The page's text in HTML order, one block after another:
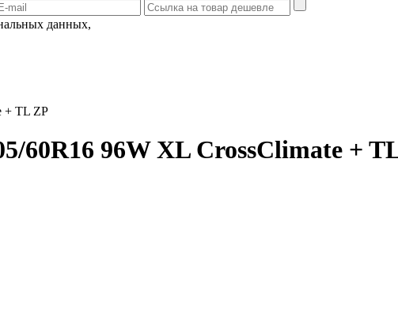
данных,
+ TL ZP
60R16 96W XL CrossClimate +